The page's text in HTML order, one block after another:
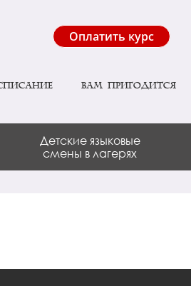
Оплатить курс
Вам пригодится
Детские языковые
смены в лагерях